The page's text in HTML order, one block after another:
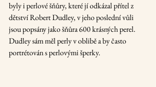
byly i perlové šňůry, které jí odkázal přítel z
dětství Robert Dudley, v jeho poslední vůli
jsou popsány jako šňůra 600 krásných perel.
Dudley sám měl perly v oblibě a by často
portrétován s perlovými šperky.